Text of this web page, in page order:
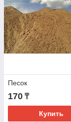
Песок
170 ₸
Купить